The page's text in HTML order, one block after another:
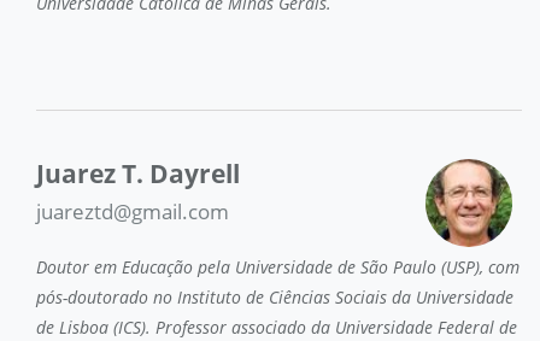
Juarez T. Dayrell
juareztd@gmail.com
Doutor em Educação pela Universidade de São Paulo (USP), com
pós-doutorado no Instituto de Ciências Sociais da Universidade
de Lisboa (ICS). Professor associado da Universidade Federal de